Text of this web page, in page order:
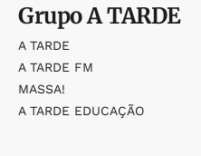
GrupoA TARDE
A TARDE
A TARDE FM
MASSA!
A TARDE EDUCAÇÃO